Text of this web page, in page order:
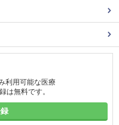
利用可能な医療
は無料です。